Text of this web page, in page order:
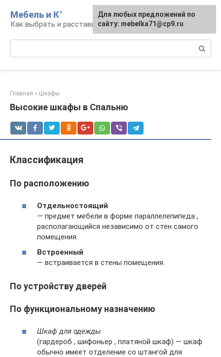
контенту
Мебель и К°
Как выбрать и расставить мебель
Главная » Шкафы
Высокие шкафы в Спальню
Классификация
По расположению
Отдельностоящий
— предмет мебели в форме параллелепипеда ,
располагающийся независимо от стен самого
помещения.
Встроенный
— встраивается в стены помещения.
По устройству дверей
По функциональному назначению
Шкаф для одежды
(гардероб , шифоньер , платяной шкаф) — шкаф
обычно имеет отделение со штангой для
Для любых предложений по
сайту: mebelka71@cp9.ru